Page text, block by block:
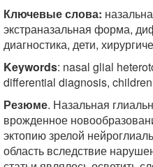
Ключевые слова:
экстраназальная форма,
диагностика, дети,
Keywords: nasal glial
differential diagnosis,
Резюме. Назальная
врожденное
эктопию зрелой
область вследствие